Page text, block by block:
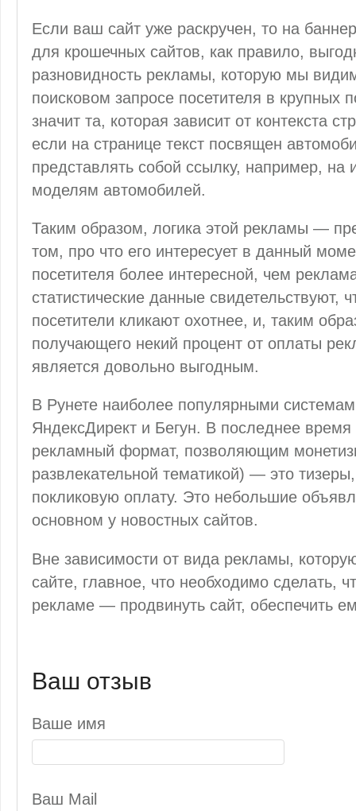
Если ваш сайт уже раскручен, то на
для крошечных сайтов, как правило,
разновидность рекламы, которую мы
поисковом запросе посетителя в крупных
значит та, которая зависит от контекста
если на странице текст посвящен
представлять собой ссылку, например,
моделям автомобилей.
Таким образом, логика этой рекламы —
том, про что его интересует в данный
посетителя более интересной, чем
статистические данные свидетельствуют,
посетители кликают охотнее, и, таким
получающего некий процент от оплаты
является довольно выгодным.
В Рунете наиболее популярными
ЯндексДирект и Бегун. В последнее
рекламный формат, позволяющим
развлекательной тематикой) — это
покликовую оплату. Это небольшие
основном у новостных сайтов.
Вне зависимости от вида рекламы,
сайте, главное, что необходимо сделать,
рекламе — продвинуть сайт, обеспечить
Ваш отзыв
Ваше имя
Ваш Mail